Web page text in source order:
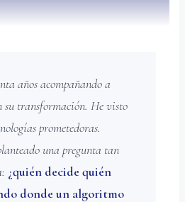
años acompañando a
su transformación. He visto
prometedoras.
una pregunta tan
¿quién decide quién
donde un algoritmo